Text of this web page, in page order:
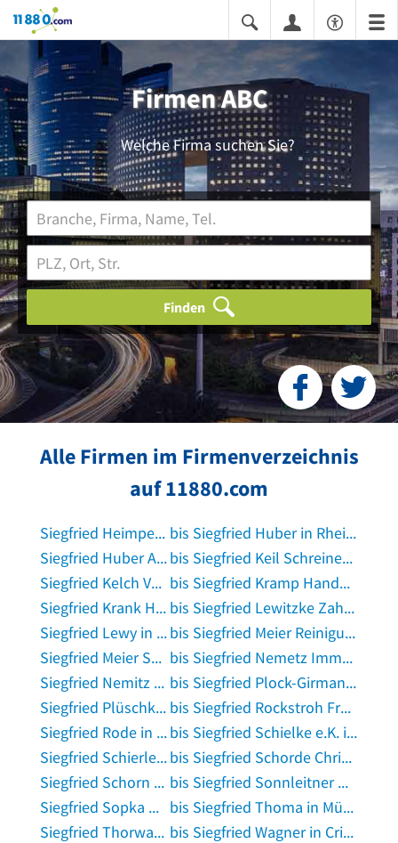
11880.com
Firmen ABC
Welche Firma suchen Sie?
Finden
Alle Firmen im Firmenverzeichnis
auf 11880.com
Siegfried Heimpel Spenglerei in Hergensweiler
bis Siegfried Huber in Rheinfelden, Baden
Siegfried Huber Abdichtungen in Aßling
bis Siegfried Keil Schreinermeister in Riesbürg
Siegfried Kelch Versicherung in Wittstock, Dosse
bis Siegfried Kramp Handel mit Normhallen in Ludwigshafen am Rhein
Siegfried Krank Heizungs- u. Lüftugsbau in Pforzheim
bis Siegfried Lewitzke Zahnarzt in Emden, Ostfriesland
Siegfried Lewy in Gnarrenburg
bis Siegfried Meier Reinigung in Amberg, Oberpfalz
Siegfried Meier Spanntechnik in Horgenzell
bis Siegfried Nemetz Immob.- u. VermögensBerat. in München
Siegfried Nemitz Elektromeister in Königswinter
bis Siegfried Plock-Girmann in Einbeck
Siegfried Plüschke in Wiesbaden
bis Siegfried Rockstroh Freier Architekt in Weingarten, Württemberg
Siegfried Rode in Gransee
bis Siegfried Schielke e.K. in Fredersdorf-Vogelsdorf
Siegfried Schierle Schuh- und Lederwaren in Tessin bei Rostock
bis Siegfried Schorde Christel in Gummersbach
Siegfried Schorn Andrea Weingut in Enkirch
bis Siegfried Sonnleitner Orthopädie-Schuhtechnik in Vilshofen an der Donau
Siegfried Sopka Malergeschäft in Bad Krozingen
bis Siegfried Thoma in München
Siegfried Thorwarth Heizungssanitär in Blomberg, Ostfriesland
bis Siegfried Wagner in Crimmitschau